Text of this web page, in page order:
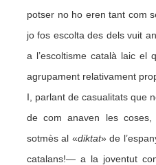
potser no ho eren tant com
jo fos escolta des dels vuit
a l’escoltisme català laic
agrupament relativament
I, parlant de casualitats que
de com anaven les
sotmès al «diktat»de
catalans!— a la joventut